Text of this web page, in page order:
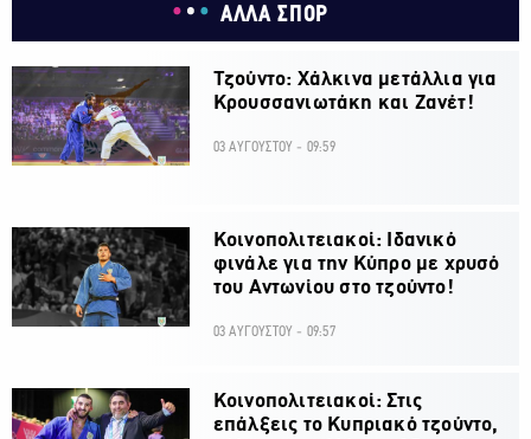
ΑΛΛΑ ΣΠΟΡ
Τζούντο: Χάλκινα μετάλλια για
Κρουσσανιωτάκη και Ζανέτ!
03 ΑΥΓΟΥΣΤΟΥ - 09:59
Κοινοπολιτειακοί: Ιδανικό
φινάλε για την Κύπρο με χρυσό
του Αντωνίου στο τζούντο!
03 ΑΥΓΟΥΣΤΟΥ - 09:57
Κοινοπολιτειακοί: Στις
επάλξεις το Κυπριακό τζούντο,